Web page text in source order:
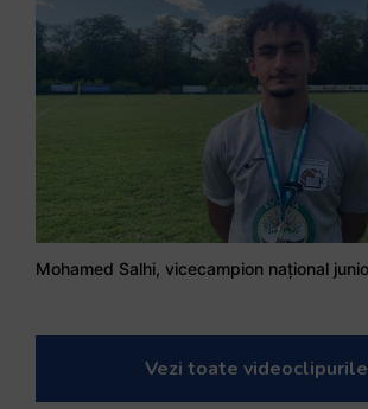
Vezi toate videoclipurile